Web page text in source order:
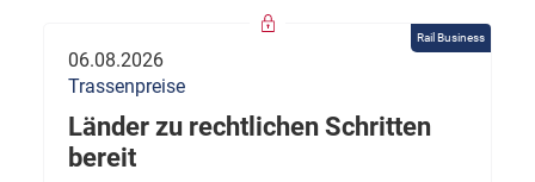
Rail Business
06.08.2026
Trassenpreise
Länder zu rechtlichen Schritten
bereit